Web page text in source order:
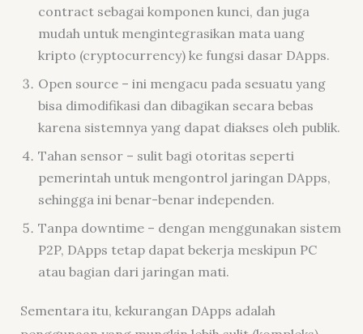
contract sebagai komponen kunci, dan juga
mudah untuk mengintegrasikan mata uang
kripto (cryptocurrency) ke fungsi dasar DApps.
Open source – ini mengacu pada sesuatu yang
bisa dimodifikasi dan dibagikan secara bebas
karena sistemnya yang dapat diakses oleh publik.
Tahan sensor – sulit bagi otoritas seperti
pemerintah untuk mengontrol jaringan DApps,
sehingga ini benar-benar independen.
Tanpa downtime – dengan menggunakan sistem
P2P, DApps tetap dapat bekerja meskipun PC
atau bagian dari jaringan mati.
Sementara itu, kekurangan DApps adalah